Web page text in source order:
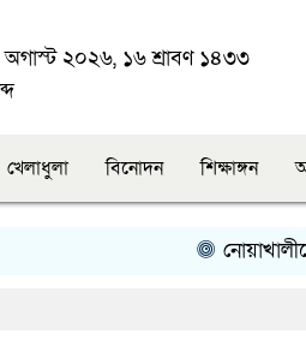
অগাস্ট ২০২৬, ১৬ শ্রাবণ ১৪৩৩
খেলাধুলা বিনোদন শিক্ষাঙ্গন
নোয়াখালীতে